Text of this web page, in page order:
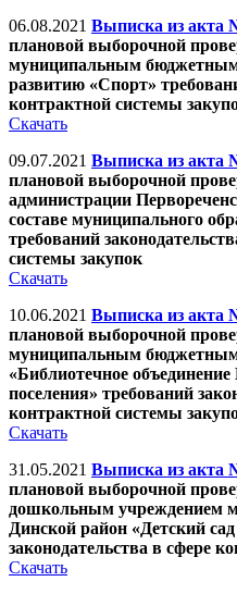
06.08.2021 Выписка из акта
плановой выборочной
муниципальным бюджетным
развитию «Спорт»
контрактной системы
Скачать
09.07.2021 Выписка из акта
плановой выборочной
администрации
составе муниципального
требований
системы закупок
Скачать
10.06.2021 Выписка из акта
плановой выборочной
муниципальным
«Библиотечное
поселения» требований
контрактной системы
Скачать
31.05.2021 Выписка из акта
плановой выборочной
дошкольным учреждением
Динской район «Детский
законодательства в сфере
Скачать